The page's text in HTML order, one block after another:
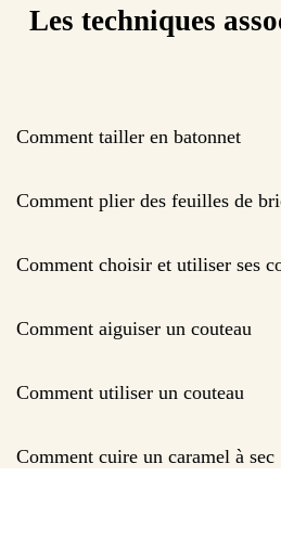
Les techniques
Comment tailler en batonnet
Comment plier des feuilles de
Comment choisir et utiliser ses
Comment aiguiser un couteau
Comment utiliser un couteau
Comment cuire un caramel à sec